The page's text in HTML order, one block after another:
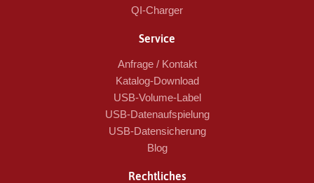
QI-Charger
Service
Anfrage / Kontakt
Katalog-Download
USB-Volume-Label
USB-Datenaufspielung
USB-Datensicherung
Blog
Rechtliches